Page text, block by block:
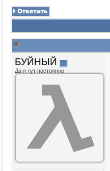
БУЙНЫЙ
Да я тут постоянно